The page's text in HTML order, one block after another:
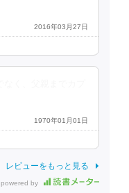
2016年03月27日
1970年01月01日
レビューをもっと見る
powered by